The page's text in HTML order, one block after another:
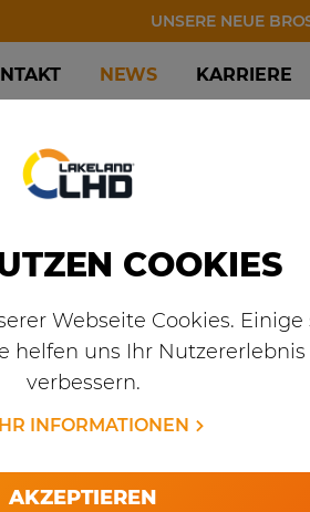
COOKIES
Webseite Cookies. Einige
helfen uns Ihr Nutzererlebnis
verbessern.
INFORMATIONEN
AKZEPTIEREN
UNSERE NEUE
NEWS KARRIERE